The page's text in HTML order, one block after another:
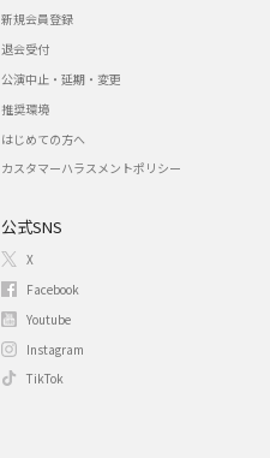
新規会員登録
退会受付
公演中止・延期・変更
推奨環境
はじめての方へ
カスタマーハラスメントポリシー
公式SNS
X
Facebook
Youtube
Instagram
TikTok